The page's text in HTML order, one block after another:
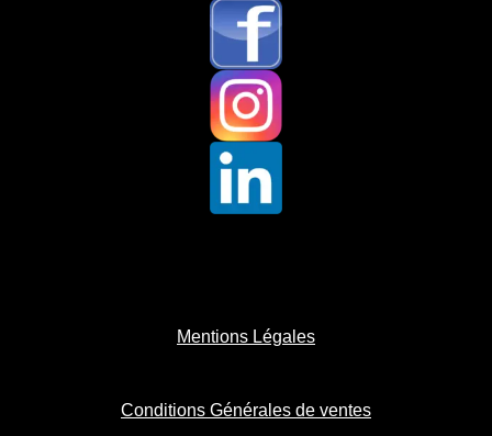
Mentions Légales
Conditions Générales de ventes